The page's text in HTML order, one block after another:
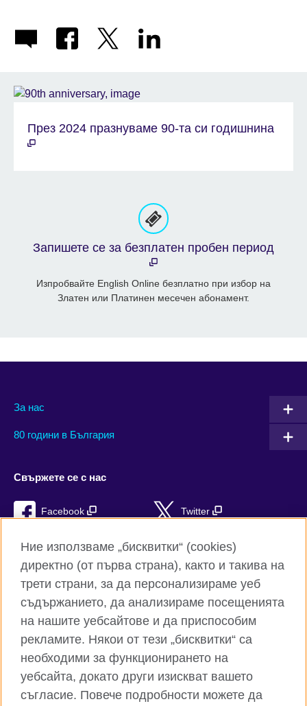
През 2024 празнуваме 90-та си годишнина
Запишете се за безплатен пробен период
Изпробвайте English Online безплатно при избор на
Златен или Платинен месечен абонамент.
За нас
80 години в България
Свържете се с нас
Facebook Twitter
YouTube
TikTok RSS
Глобален уебсайт на Британски съвет
Поверителност и условия за ползване
Бисквитки
Карта на сайта
Ние използваме „бисквитки“ (cookies)
директно (от първа страна), както и такива на
трети страни, за да персонализираме уеб
съдържанието, да анализираме посещенията
на нашите уебсайтове и да приспособим
рекламите. Някои от тези „бисквитки“ са
необходими за функционирането на
уебсайта, докато други изискват вашето
съгласие. Повече подробности можете да